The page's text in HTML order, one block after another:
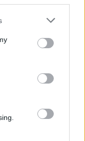
or more Google
You may click to
party tags to
in below Google